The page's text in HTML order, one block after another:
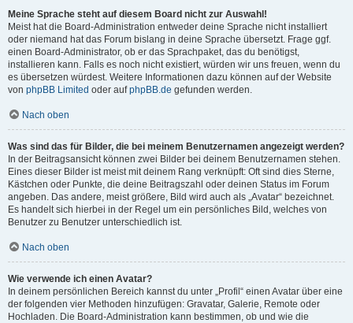
Meine Sprache steht auf diesem Board nicht zur Auswahl!
Meist hat die Board-Administration entweder deine Sprache nicht installiert
oder niemand hat das Forum bislang in deine Sprache übersetzt. Frage ggf.
einen Board-Administrator, ob er das Sprachpaket, das du benötigst,
installieren kann. Falls es noch nicht existiert, würden wir uns freuen, wenn du
es übersetzen würdest. Weitere Informationen dazu können auf der Website
von phpBB Limited oder aufphpBB.de gefunden werden.
Nach oben
Was sind das für Bilder, die bei meinem Benutzernamen angezeigt werden?
In der Beitragsansicht können zwei Bilder bei deinem Benutzernamen stehen.
Eines dieser Bilder ist meist mit deinem Rang verknüpft: Oft sind dies Sterne,
Kästchen oder Punkte, die deine Beitragszahl oder deinen Status im Forum
angeben. Das andere, meist größere, Bild wird auch als „Avatar“ bezeichnet.
Es handelt sich hierbei in der Regel um ein persönliches Bild, welches von
Benutzer zu Benutzer unterschiedlich ist.
Nach oben
Wie verwende ich einen Avatar?
In deinem persönlichen Bereich kannst du unter „Profil“ einen Avatar über eine
der folgenden vier Methoden hinzufügen: Gravatar, Galerie, Remote oder
Hochladen. Die Board-Administration kann bestimmen, ob und wie die